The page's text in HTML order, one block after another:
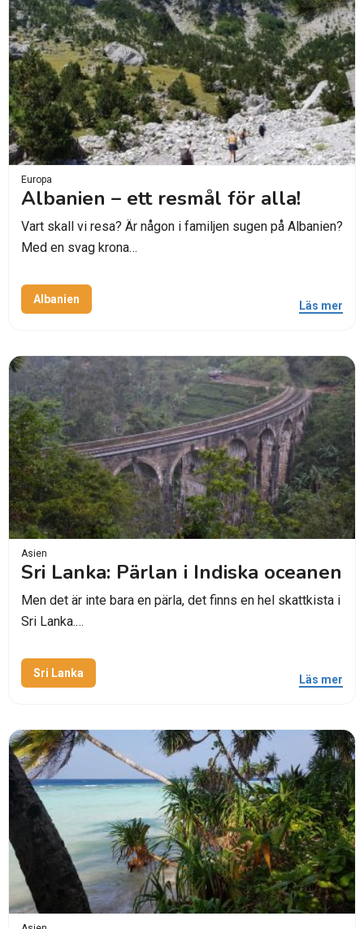
Europa
Albanien – ett resmål för alla!
Vart skall vi resa? Är någon i familjen sugen på Albanien?
Med en svag krona…
Albanien Läs mer
Asien
Sri Lanka: Pärlan i Indiska oceanen
Men det är inte bara en pärla, det finns en hel skattkista i
Sri Lanka.…
Sri Lanka Läs mer